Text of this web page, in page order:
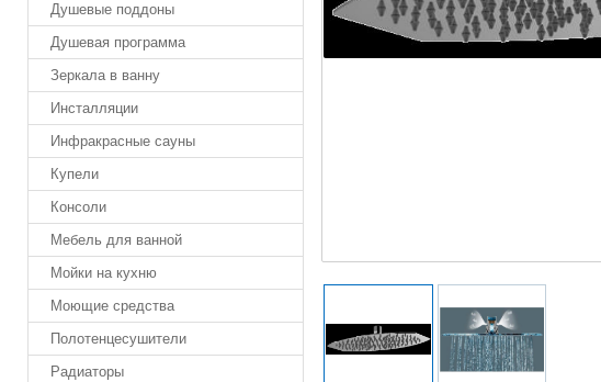
Душевые поддоны
Душевая программа
Зеркала в ванну
Инсталляции
Инфракрасные сауны
Купели
Консоли
Мебель для ванной
Мойки на кухню
Моющие средства
Полотенцесушители
Радиаторы